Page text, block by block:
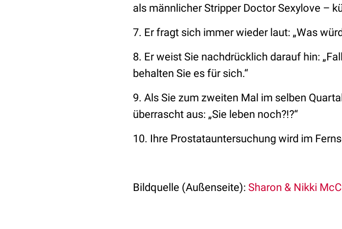
als männlicher Stripper Doctor Sexylove –
7. Er fragt sich immer wieder laut: „Was
8. Er weist Sie nachdrücklich darauf hin:
behalten Sie es für sich.“
9. Als Sie zum zweiten Mal im selben
überrascht aus: „Sie leben noch?!?“
10. Ihre Prostatauntersuchung wird im
Bildquelle (Außenseite): Sharon & Nikki